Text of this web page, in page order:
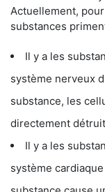
Actuellement,
substances
Il y a les
système nerveux
substance, les
directement
Il y a les
système